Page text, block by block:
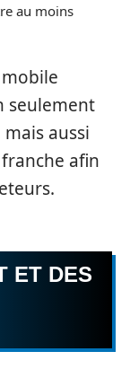
au moins
seulement
aussi
franche afin
ET DES